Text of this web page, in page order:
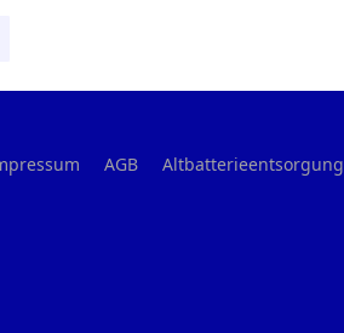
AGB Altbatterieentsorgung